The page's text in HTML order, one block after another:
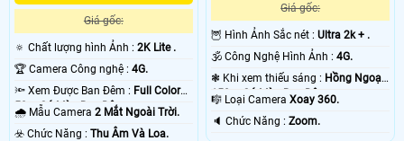
Giá gốc:
🔅 Chất lượng hình Ảnh : 2K Lite .
🏆 Camera Công nghệ : 4G.
🔦 Xem Được Ban Đêm : Full Color
50m Có Màu Ban Ðêm.
🌧️ Mẫu Camera 2 Mắt Ngoài Trời.
️☣️ Chức Năng : Thu Âm Và Loa.
Giá gốc:
🦉 Hình Ảnh Sắc nét :Ultra 2k + .
🕉️ Công Nghệ Hình Ảnh :4G.
❃ Khi xem thiếu sáng : Hồng Ngoại
150m Có Màu Ban Ðêm.
🎼️ Loại CameraXoay 360.
️🔈 Chức Năng :Zoom.